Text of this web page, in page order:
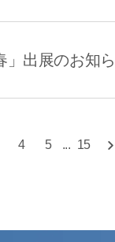
」出展のお知
4 5 ... 15